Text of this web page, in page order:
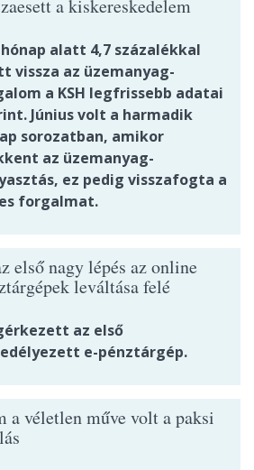
a kiskereskedelem
hónap alatt 4,7 százalékkal
vissza az üzemanyag-
a KSH legfrissebb adatai
Június volt a harmadik
sorozatban, amikor
az üzemanyag-
ez pedig visszafogta a
forgalmat.
első nagy lépés az online
leváltása felé
az első
e-pénztárgép.
a véletlen műve volt a paksi